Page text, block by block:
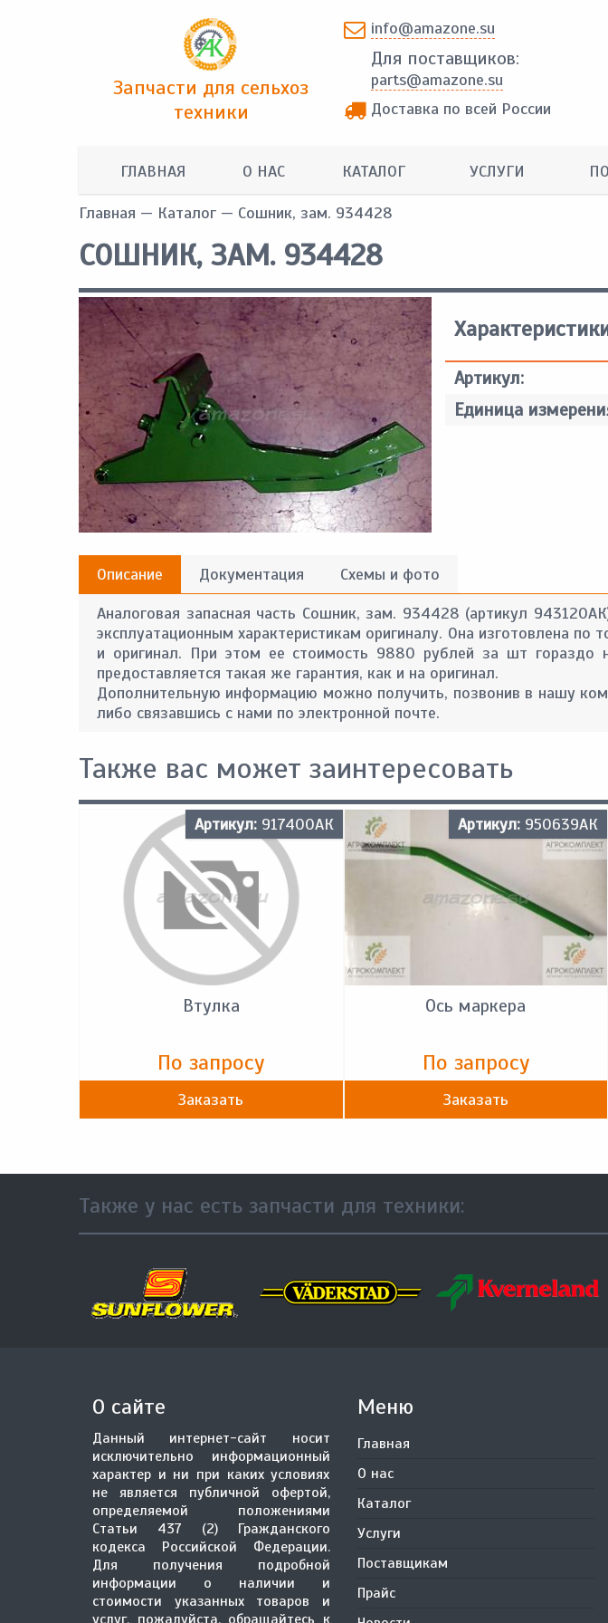
Запчасти для сельхоз
техники
info@amazone.su
Для поставщиков:
parts@amazone.su
Доставка по всей России
ГЛАВНАЯ О НАС КАТАЛОГ УСЛУГИ
Главная — Каталог — Сошник, зам. 934428
СОШНИК, ЗАМ. 934428
Артикул:
Единица
Описание Документация
Схемы и фото
Аналоговая запасная часть Сошник, зам. 934428 (артикул
эксплуатационным характеристикам оригиналу. Она изготовлена
и оригинал. При этом ее стоимость 9880 рублей за шт гораздо
предоставляется такая же гарантия, как и на оригинал.
Дополнительную информацию можно получить, позвонив в нашу
либо связавшись с нами по электронной почте.
Также вас может заинтересовать
Артикул: 917400АК
Втулка
По запросу
Заказать
Артикул: 950639АК
Ось маркера
По запросу
Заказать
Также у нас есть запчасти для техники:
О сайте
Данный интернет-сайт носит
исключительно информационный
характер и ни при каких условиях
не является публичной офертой,
определяемой положениями
Статьи 437 (2) Гражданского
кодекса Российской Федерации.
Для получения подробной
информации о наличии и
стоимости указанных товаров и
услуг, пожалуйста, обращайтесь к
Меню
Главная
О нас
Каталог
Услуги
Поставщикам
Прайс